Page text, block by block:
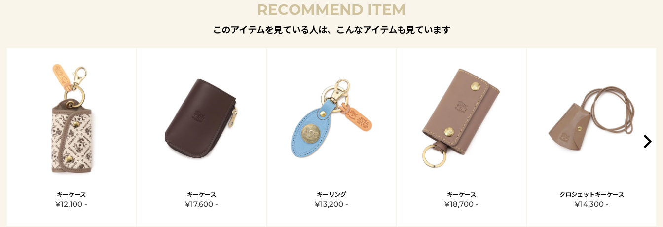
RECOMMEND ITEM
このアイテムを見ている人は、こんなアイテムも見ています
キーケース
¥12,100 -
キーケース
¥17,600 -
キーリング
¥13,200 -
キーケース
¥18,700 -
クロシェットキーケース
¥14,300 -